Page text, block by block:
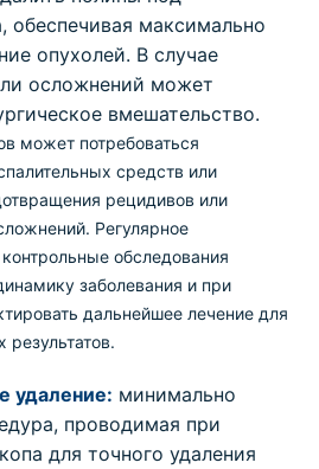
обеспечивая максимально
опухолей. В случае
осложнений может
вмешательство.
может потребоваться
средств или
рецидивов или
Регулярное
обследования
заболевания и при
дальнейшее лечение для
удаление: минимально
проводимая при
для точного удаления